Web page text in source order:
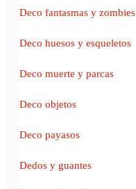
Deco fantasmas y zombies
Deco huesos y esqueletos
Deco muerte y parcas
Deco objetos
Deco payasos
Dedos y guantes